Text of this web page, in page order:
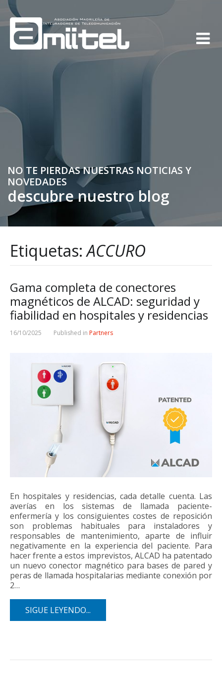
NO TE PIERDAS NUESTRAS NOTICIAS Y
NOVEDADES
descubre nuestro blog
Etiquetas:ACCURO
Gama completa de conectores
magnéticos de ALCAD: seguridad y
fiabilidad en hospitales y residencias
16/10/2025 Published in Partners
En hospitales y residencias, cada detalle cuenta. Las
averías en los sistemas de llamada paciente-
enfermería y los consiguientes costes de reposición
son problemas habituales para instaladores y
responsables de mantenimiento, aparte de influir
negativamente en la experiencia del paciente. Para
hacer frente a estos imprevistos, ALCAD ha patentado
un nuevo conector magnético para bases de pared y
peras de llamada hospitalarias mediante conexión por
2…
SIGUE LEYENDO...